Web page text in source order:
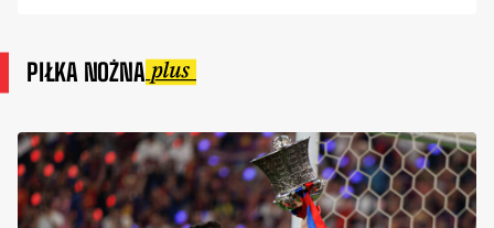
PIŁKA NOŻNA